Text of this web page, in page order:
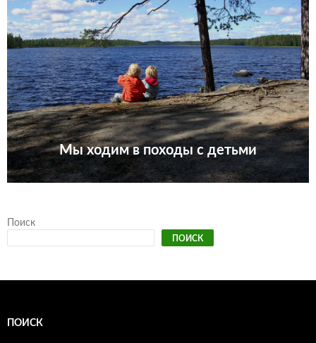
Мы ходим в походы с детьми
Поиск
ПОИСК
ПОИСК